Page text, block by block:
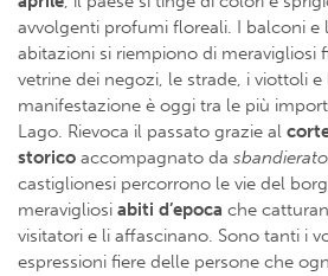
avvolgenti profumi floreali. I balconi e
abitazioni si riempiono di meravigliosi
vetrine dei negozi, le strade, i viottoli
manifestazione è oggi tra le più
Lago. Rievoca il passato grazie al
storico accompagnato da
castiglionesi percorrono le vie del
meravigliosi abiti d’epoca che
visitatori e li affascinano. Sono tanti i
espressioni fiere delle persone che